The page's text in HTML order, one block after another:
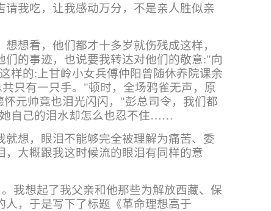
我吃，让我感动万分，不是亲人胜似亲
想看，他们都才十多岁就伤残成这样，
的事迹，也说要我转达对他们的敬意:"向
样的:上甘岭小女兵傅仲阳曾随休养院课余
只有一只手。"顿时，全场鸦雀无声，原
元帅竟也泪光闪闪，"彭总司令，我们都
她自己的泪水却怎么也忍不住……
想，眼泪不能够完全被理解为痛苦、委
大概跟我这时候流的眼泪有同样的意
我想起了我父亲和他那些为解放西藏、保
，于是写下了标题《革命理想高于